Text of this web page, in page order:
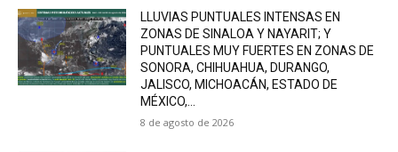
LLUVIAS PUNTUALES INTENSAS EN
ZONAS DE SINALOA Y NAYARIT; Y
PUNTUALES MUY FUERTES EN ZONAS DE
SONORA, CHIHUAHUA, DURANGO,
JALISCO, MICHOACÁN, ESTADO DE
MÉXICO,...
8 de agosto de 2026